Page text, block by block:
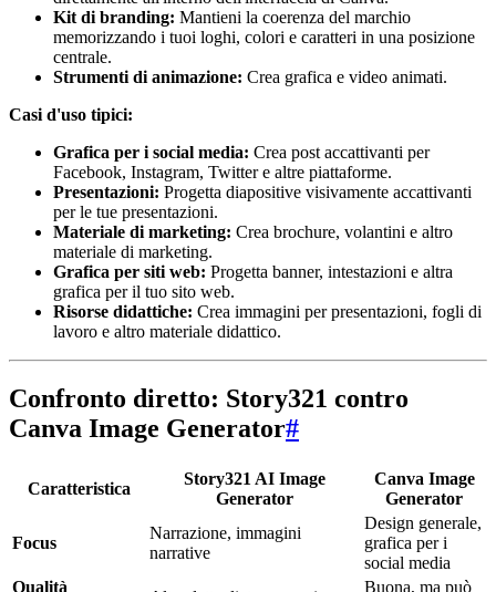
Kit di branding: Mantieni la coerenza del marchio
memorizzando i tuoi loghi, colori e caratteri in una posizione
centrale.
Strumenti di animazione: Crea grafica e video animati.
Casi d'uso tipici:
Grafica per i social media: Crea post accattivanti per
Facebook, Instagram, Twitter e altre piattaforme.
Presentazioni: Progetta diapositive visivamente accattivanti
per le tue presentazioni.
Materiale di marketing: Crea brochure, volantini e altro
materiale di marketing.
Grafica per siti web: Progetta banner, intestazioni e altra
grafica per il tuo sito web.
Risorse didattiche: Crea immagini per presentazioni, fogli di
lavoro e altro materiale didattico.
Confronto diretto: Story321 contro
Canva Image Generator#
Caratteristica
Story321 AI Image
Generator
Canva Image
Generator
Focus
Narrazione, immagini
narrative
Design generale,
grafica per i
social media
Qualità
Buona, ma può